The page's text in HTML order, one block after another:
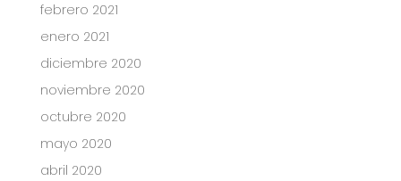
febrero 2021
enero 2021
diciembre 2020
noviembre 2020
octubre 2020
mayo 2020
abril 2020